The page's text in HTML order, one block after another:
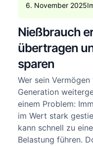
6. November 2025
Nießbrauch
übertragen
sparen
Wer sein
Generation
einem Problem:
im Wert stark
kann schnell zu
Belastung führen.